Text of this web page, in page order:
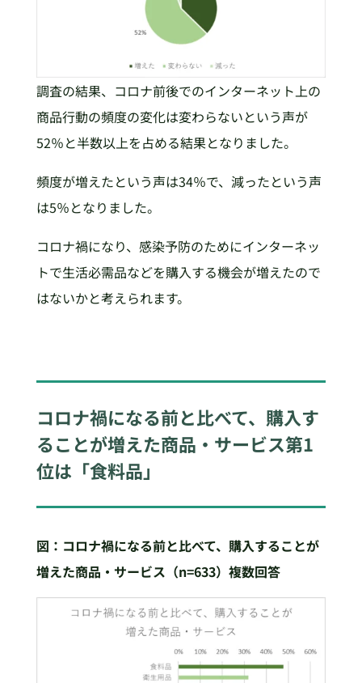
調査の結果、コロナ前後でのインターネット上の
商品行動の頻度の変化は変わらないという声が
52％と半数以上を占める結果となりました。
頻度が増えたという声は34％で、減ったという声
は5％となりました。
コロナ禍になり、感染予防のためにインターネッ
トで生活必需品などを購入する機会が増えたので
はないかと考えられます。
コロナ禍になる前と比べて、購入す
ることが増えた商品・サービス第1
位は「食料品」
図：コロナ禍になる前と比べて、購入することが
増えた商品・サービス（n=633）複数回答